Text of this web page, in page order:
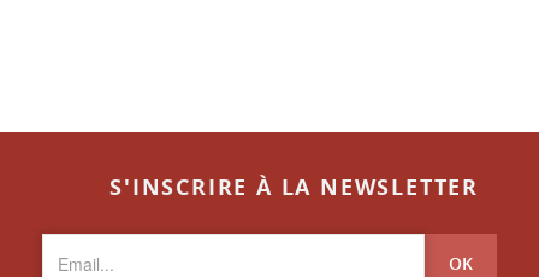
S'INSCRIRE À LA NEWSLETTER
OK